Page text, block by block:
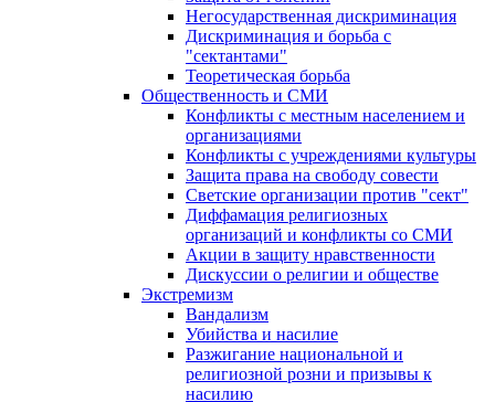
Негосударственная дискриминация
Дискриминация и борьба с
"сектантами"
Теоретическая борьба
Общественность и СМИ
Конфликты с местным населением и
организациями
Конфликты с учреждениями культуры
Защита права на свободу совести
Светские организации против "сект"
Диффамация религиозных
организаций и конфликты со СМИ
Акции в защиту нравственности
Дискуссии о религии и обществе
Экстремизм
Вандализм
Убийства и насилие
Разжигание национальной и
религиозной розни и призывы к
насилию